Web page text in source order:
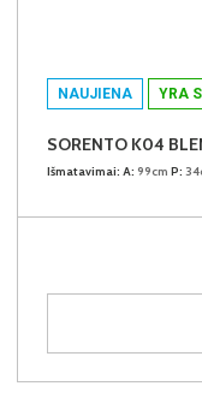
NAUJIENA YRA
Išmatavimai: A: 99cm P: